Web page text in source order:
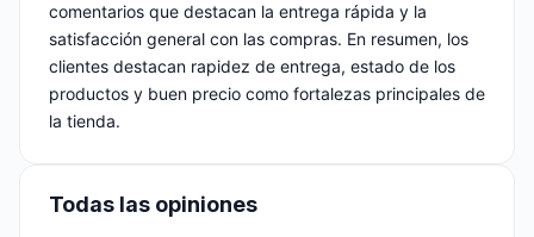
comentarios que destacan la entrega rápida y la
satisfacción general con las compras. En resumen, los
clientes destacan rapidez de entrega, estado de los
productos y buen precio como fortalezas principales de
la tienda.
Todas las opiniones